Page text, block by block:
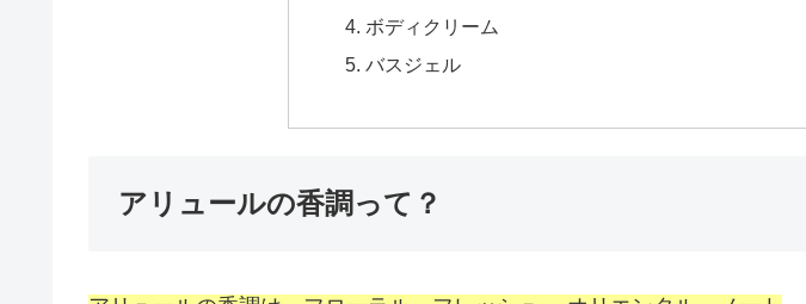
ボディクリーム
バスジェル
アリュールの香調って？